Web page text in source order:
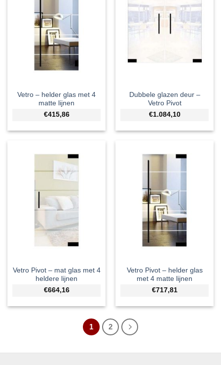
Vetro – helder glas met 4
matte lijnen
€415,86
Dubbele glazen deur –
Vetro Pivot
€1.084,10
Vetro Pivot – mat glas met 4
heldere lijnen
€664,16
Vetro Pivot – helder glas
met 4 matte lijnen
€717,81
1 2